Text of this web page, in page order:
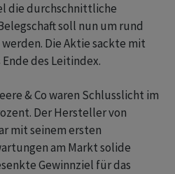
die durchschnittliche
soll nun um rund
Die Aktie sackte mit
des Leitindex.
& Co waren Schlusslicht im
Der Hersteller von
mit seinem ersten
am Markt solide
Gewinnziel für das